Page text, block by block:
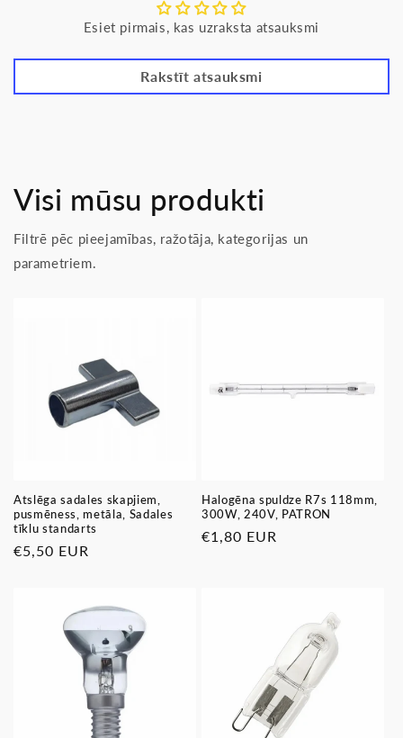
Esiet pirmais, kas uzraksta atsauksmi
Rakstīt atsauksmi
Visi mūsu produkti
Filtrē pēc pieejamības, ražotāja, kategorijas un
parametriem.
Atslēga sadales skapjiem,
pusmēness, metāla, Sadales
tīklu standarts
Parastā
€5,50 EUR
Halogēna spuldze R7s 118mm,
300W, 240V, PATRON
Parastā
€1,80 EUR